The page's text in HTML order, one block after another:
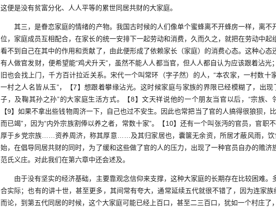
这便是没有贫富分化、人人平等的累世同居共财的大家庭。
其三，是眷恋家庭的情绪的产物。我国古时候的人们像单个蜜蜂离不开蜂房一样，离不
位，家庭成员互相配合，在家长的统一安排下一起劳动和消费，久而久之，就把在劳动中起
看不到自己在其中的作用和贡献了，由此便形成了依赖家长（家庭）的消费心态。这种心
有人做官发财，便希望能“鸡犬升天”，虽然不能人人都当官，但人人都自认为应该跟着沾
旧也会找上门，千方百计拉近关系。宋代一个叫常环（字子然）的人，“本农家，一村数十
一村之人名皆从玉”，【7】想跟着攀缘沾光。这时候家庭与家族的界限已经模糊了，出
子，及鞠其孙之孙”的大家庭生活方式。【8】文天祥说他的一个朋友当官以后，“宗族、
【9】如果不拿出些钱物周济一下，自己也过不安生。因此也常把当了官的人搞得很狼狈，
而已竭”，因为“内外宗族割俸以养之者，常数十家”。【10】还有一个叫张沔的官员，官职
厚于乡党宗族……资养周济，称其厚意……及其归家居也，囊箧无余资，所居才蔽风雨，饮
始，在倡导同居共财的同时，为了缓和这些做了官的人的压力，出现了一种官员自办的赡济
范氏义庄。对此我们在第六章中还会述及。
由于没有坚实的经济基础，主要靠观念信仰来支撑，这种大家庭的长期存在比较困难。
合实际；也有的讲十世，甚至更多，其间常有夸大，通常延续五代就很不错了，因为连家族
而论，到第五代同居的时候，这个大家庭可能已经上百口，甚至二三百口，犹如一个村庄了